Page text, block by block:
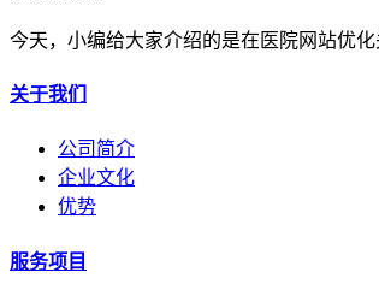
今天，小编给大家介绍的是在医院网站优
关于我们
公司简介
企业文化
优势
服务项目